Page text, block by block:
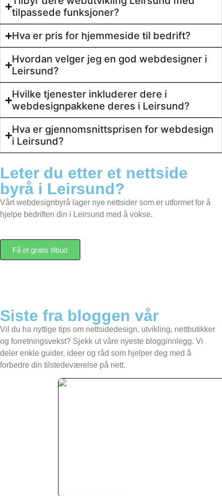
tilpassede funksjoner?
Hva er pris for hjemmeside til bedrift?
Hvordan velger jeg en god webdesigner i
Leirsund?
Hvilke tjenester inkluderer dere i
webdesignpakkene deres i Leirsund?
Hva er gjennomsnittsprisen for webdesign
i Leirsund?
Leter du etter et nettside
byrå i Leirsund?
Vårt webdesignbyrå lager nye nettsider som er utformet for å
hjelpe bedriften din i Leirsund med å vokse.
Få et gratis tilbud
Siste fra bloggen vår
Vil du ha nyttige tips om nettsidedesign, utvikling, nettbutikker
og forretningsvekst? Sjekk ut våre nyeste blogginnlegg. Vi
deler enkle guider, ideer og råd som hjelper deg med å
forbedre din tilstedeværelse på nett.